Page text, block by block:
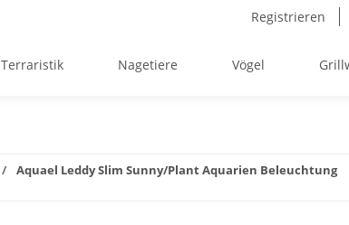
Registrieren
Terraristik Nagetiere Vögel
Aquael Leddy Slim Sunny/Plant Aquarien Beleuchtung